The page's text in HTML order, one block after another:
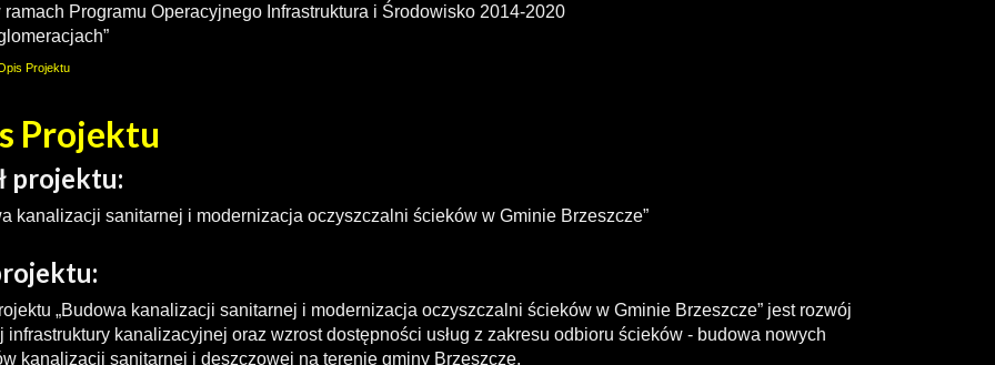
Programu Operacyjnego Infrastruktura i Środowisko 2014-2020
Projektu
Projektu
projektu:
kanalizacji sanitarnej i modernizacja oczyszczalni ścieków w Gminie Brzeszcze”
„Budowa kanalizacji sanitarnej i modernizacja oczyszczalni ścieków w Gminie Brzeszcze” jest rozwój
infrastruktury kanalizacyjnej oraz wzrost dostępności usług z zakresu odbioru ścieków - budowa nowych
kanalizacji sanitarnej i deszczowej na terenie gminy Brzeszcze.